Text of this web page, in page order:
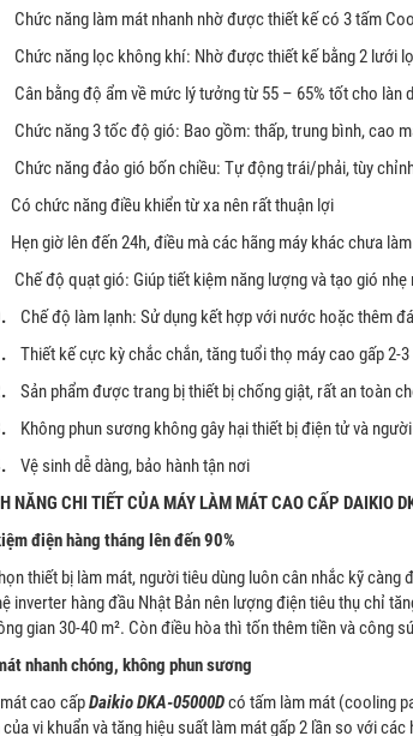
Chức năng làm mát nhanh nhờ được thiết kế có 3 tấm
Chức năng lọc không khí: Nhờ được thiết kế bằng 2 lưới
Cân bằng độ ẩm về mức lý tưởng từ 55 – 65% tốt cho làn
Chức năng 3 tốc độ gió: Bao gồm: thấp, trung bình, cao
Chức năng đảo gió bốn chiều: Tự động trái/phải, tùy
Có chức năng điều khiển từ xa nên rất thuận lợi
Hẹn giờ lên đến 24h, điều mà các hãng máy khác chưa
Chế độ quạt gió: Giúp tiết kiệm năng lượng và tạo gió nhẹ
Chế độ làm lạnh: Sử dụng kết hợp với nước hoặc thêm
Thiết kế cực kỳ chắc chắn, tăng tuổi thọ máy cao gấp 2-
Sản phẩm được trang bị thiết bị chống giật, rất an toàn
Không phun sương không gây hại thiết bị điện tử và
Vệ sinh dễ dàng, bảo hành tận nơi
NĂNG CHI TIẾT CỦA MÁY LÀM MÁT CAO CẤP DAIKIO
điện hàng tháng lên đến 90%
thiết bị làm mát, người tiêu dùng luôn cân nhắc kỹ
inverter hàng đầu Nhật Bản nên lượng điện tiêu thụ chỉ
gian 30-40 m². Còn điều hòa thì tốn thêm tiền và công
nhanh chóng, không phun sương
cao cấpDaikio DKA-05000Dcó tấm làm mát (cooling
vi khuẩn và tăng hiệu suất làm mát gấp 2 lần so với